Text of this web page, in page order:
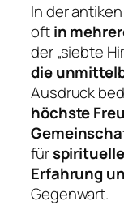
In der
oftin
der „siebte
die
Ausdruck
höchste
für
Erfahrung
Gegenwart.